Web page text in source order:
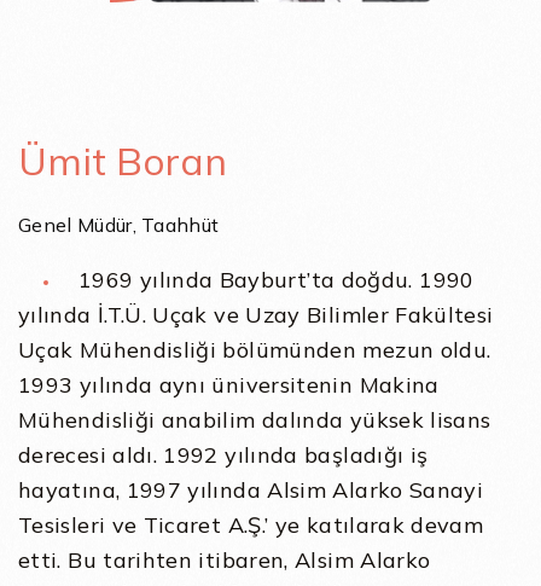
Ümit Boran
Genel Müdür, Taahhüt
1969 yılında Bayburt’ta doğdu. 1990
yılında İ.T.Ü. Uçak ve Uzay Bilimler Fakültesi
Uçak Mühendisliği bölümünden mezun oldu.
1993 yılında aynı üniversitenin Makina
Mühendisliği anabilim dalında yüksek lisans
derecesi aldı. 1992 yılında başladığı iş
hayatına, 1997 yılında Alsim Alarko Sanayi
Tesisleri ve Ticaret A.Ş.’ ye katılarak devam
etti. Bu tarihten itibaren, Alsim Alarko